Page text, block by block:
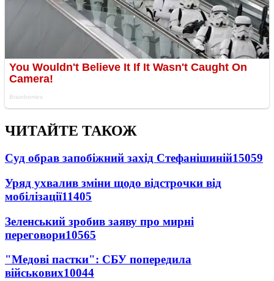
ЧИТАЙТЕ ТАКОЖ
Суд обрав запобіжний захід Стефанішиній15059
Уряд ухвалив зміни щодо відстрочки від
мобілізації11405
Зеленський зробив заяву про мирні
переговори10565
"Медові пастки": СБУ попередила
військових10044